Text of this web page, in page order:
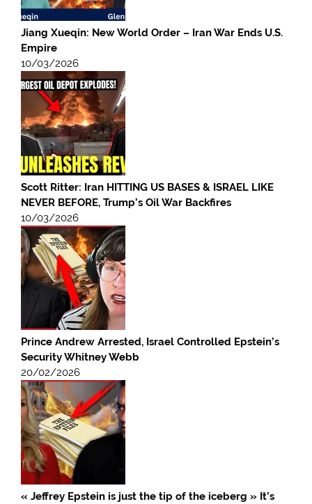
Jiang Xueqin: New World Order – Iran War Ends U.S.
Empire
10/03/2026
Scott Ritter: Iran HITTING US BASES & ISRAEL LIKE
NEVER BEFORE, Trump’s Oil War Backfires
10/03/2026
Prince Andrew Arrested, Israel Controlled Epstein’s
Security Whitney Webb
20/02/2026
« Jeffrey Epstein is just the tip of the iceberg » It’s